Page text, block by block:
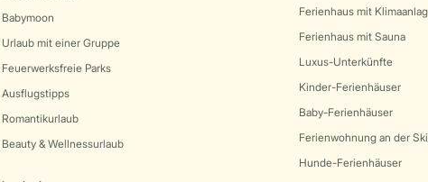
Babymoon
Urlaub mit einer Gruppe
Feuerwerksfreie Parks
Ausflugstipps
Romantikurlaub
Beauty & Wellnessurlaub
Ferienhaus mit
Ferienhaus mit Sauna
Luxus-Unterkünfte
Kinder-Ferienhäuser
Baby-Ferienhäuser
Ferienwohnung an der
Hunde-Ferienhäuser